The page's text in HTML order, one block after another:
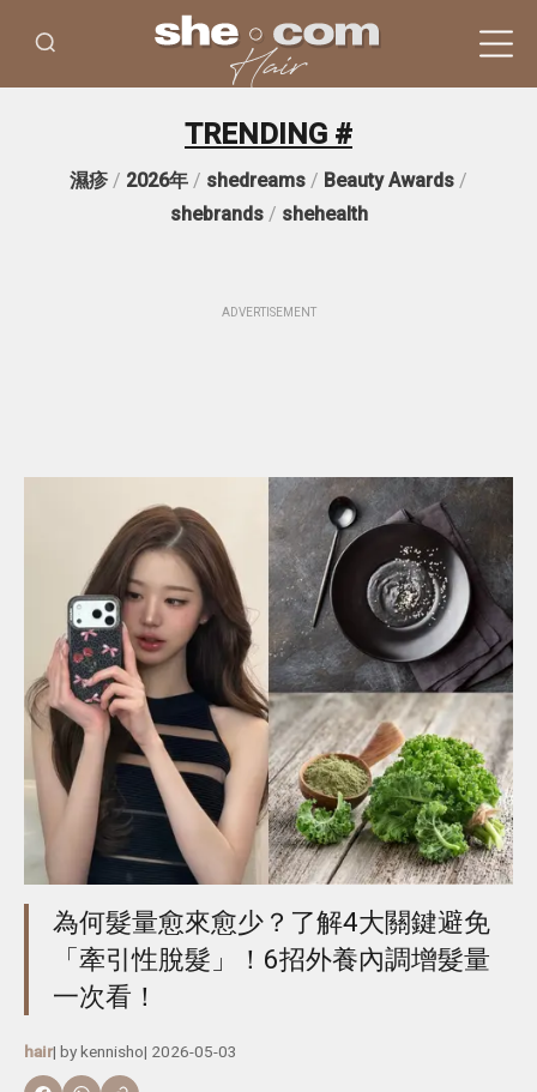
TRENDING #
濕疹 / 2026年 / shedreams / Beauty Awards /
shebrands/ shehealth
ADVERTISEMENT
為何髮量愈來愈少？了解4大關鍵避免
「牽引性脫髮」！6招外養內調增髮量
一次看！
hair| bykennisho| 2026-05-03